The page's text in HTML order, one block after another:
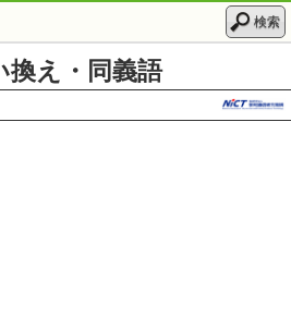
検索
換え・同義語